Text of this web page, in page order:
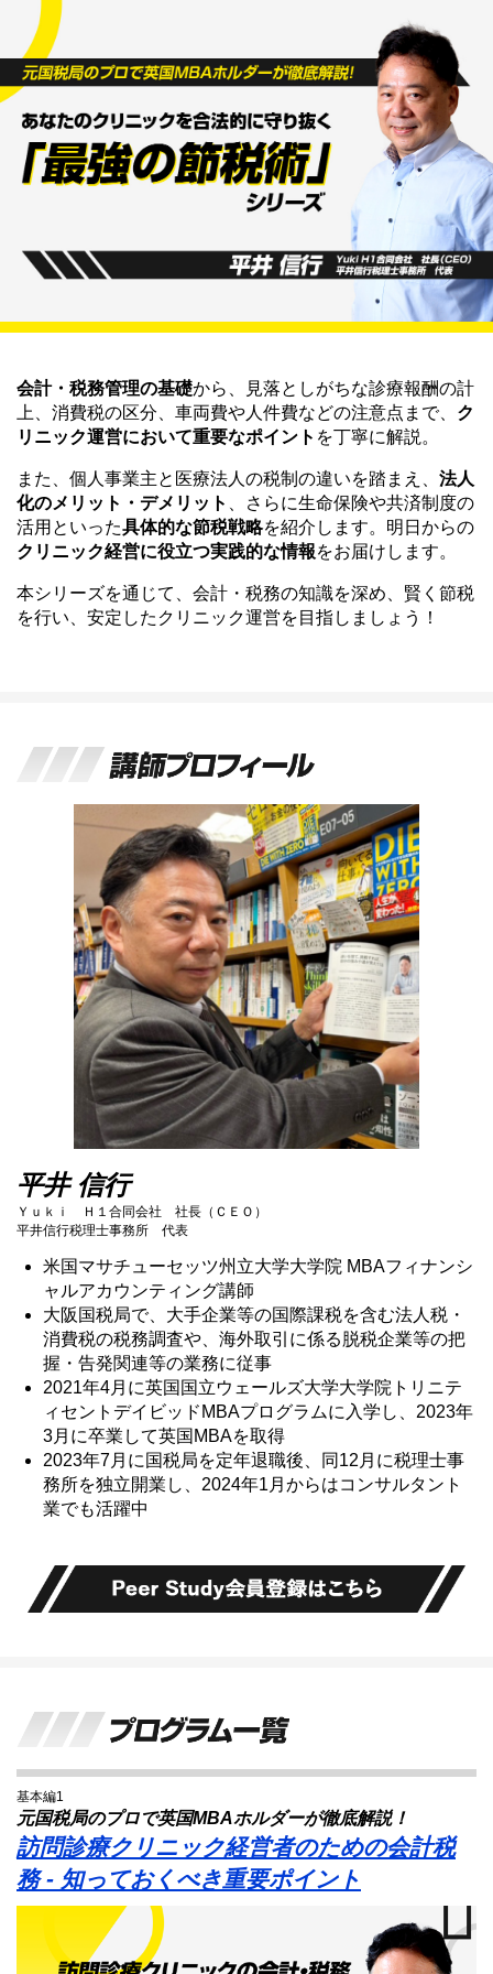
会計・税務管理の基礎から、見落としがちな診療報酬の計
上、消費税の区分、車両費や人件費などの注意点まで、 ク
リニック運営において重要なポイント を丁寧に解説。
また、個人事業主と医療法人の税制の違いを踏まえ、 法人
化のメリット・デメリット
、さらに生命保険や共済制度の
活用といった具体的な節税戦略を紹介します。明日からの
クリニック経営に役立つ実践的な情報をお届けします。
本シリーズを通じて、会計・税務の知識を深め、賢く節税
を行い、安定したクリニック運営を目指しましょう！
平井 信行
Ｙｕｋｉ Ｈ１合同会社 社長（ＣＥＯ）
平井信行税理士事務所 代表
米国マサチューセッツ州立大学大学院 MBAフィナンシ
ャルアカウンティング講師
大阪国税局で、大手企業等の国際課税を含む法人税・
消費税の税務調査や、海外取引に係る脱税企業等の把
握・告発関連等の業務に従事
2021年4月に英国国立ウェールズ大学大学院トリニテ
ィセントデイビッドMBAプログラムに入学し、2023年
3月に卒業して英国MBAを取得
2023年7月に国税局を定年退職後、同12月に税理士事
務所を独立開業し、2024年1月からはコンサルタント
業でも活躍中
基本編1
元国税局のプロで英国MBAホルダーが徹底解説！
訪問診療クリニック経営者のための会計税
務 - 知っておくべき重要ポイント